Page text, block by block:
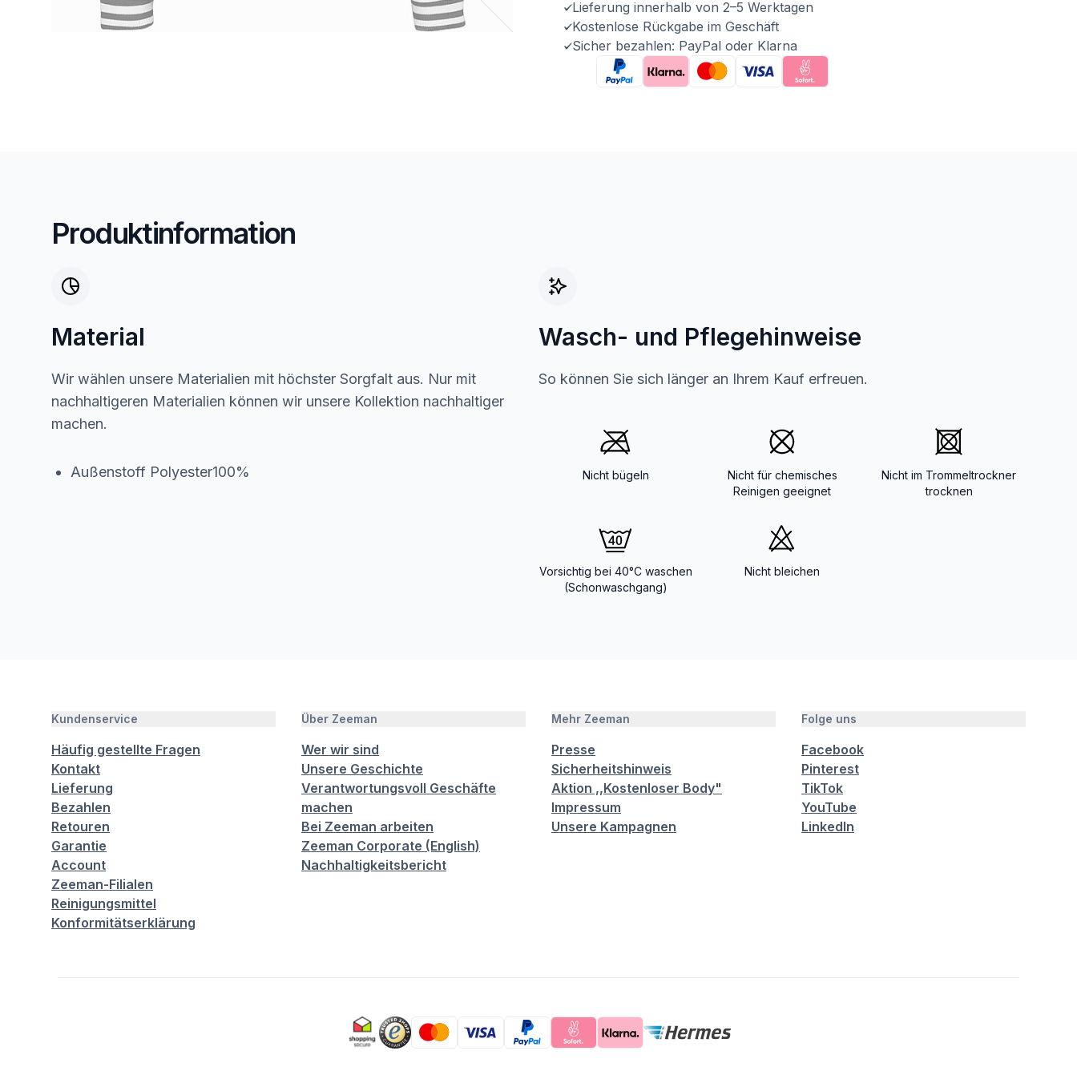
Lieferung innerhalb von 2–5 Werktagen
Kostenlose Rückgabe im Geschäft
Sicher bezahlen: PayPal oder Klarna
Produktinformation
Material
Wir wählen unsere Materialien mit höchster Sorgfalt aus. Nur mit
nachhaltigeren Materialien können wir unsere Kollektion nachhaltiger
machen.
Außenstoff Polyester100%
Wasch- und Pflegehinweise
So können Sie sich länger an Ihrem Kauf erfreuen.
Nicht bügeln
Nicht für chemisches
Reinigen geeignet
Nicht im Trommeltrockner
trocknen
Vorsichtig bei 40°C waschen
(Schonwaschgang)
Nicht bleichen
Kundenservice
Häufig gestellte Fragen
Kontakt
Lieferung
Bezahlen
Retouren
Garantie
Account
Zeeman-Filialen
Reinigungsmittel
Konformitätserklärung
Über Zeeman
Wer wir sind
Unsere Geschichte
Verantwortungsvoll Geschäfte
machen
Bei Zeeman arbeiten
Zeeman Corporate (English)
Nachhaltigkeitsbericht
Mehr Zeeman
Presse
Sicherheitshinweis
Aktion ,,Kostenloser Body"
Impressum
Unsere Kampagnen
Folge uns
Facebook
Pinterest
TikTok
YouTube
LinkedIn